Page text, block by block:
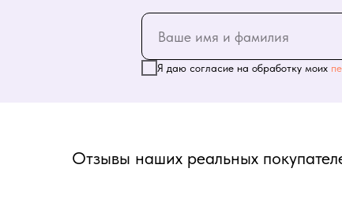
Я даю согласие на обработку моих
Отзывы наших реальных